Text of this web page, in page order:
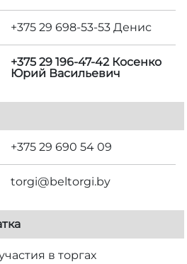
+375 29 698-53-53 Денис
+375 29 196-47-42 Косенко
Юрий Васильевич
+375 29 690 54 09
torgi@beltorgi.by
в торгах